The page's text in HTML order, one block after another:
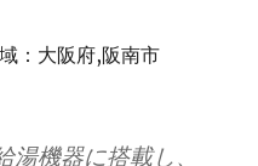
：大阪府,阪南市
機器に搭載し、